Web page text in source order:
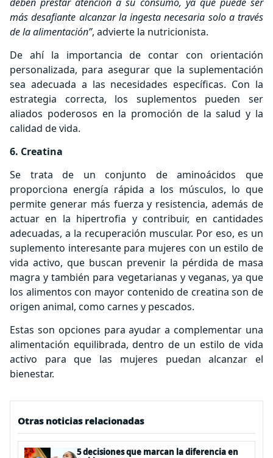
más desafiante alcanzar la ingesta necesaria solo a través
de la alimentación”, advierte la nutricionista.
De ahí la importancia de contar con orientación
personalizada, para asegurar que la suplementación
sea adecuada a las necesidades específicas. Con la
estrategia correcta, los suplementos pueden ser
aliados poderosos en la promoción de la salud y la
calidad de vida.
6. Creatina
Se trata de un conjunto de aminoácidos que
proporciona energía rápida a los músculos, lo que
permite generar más fuerza y resistencia, además de
actuar en la hipertrofia y contribuir, en cantidades
adecuadas, a la recuperación muscular. Por eso, es un
suplemento interesante para mujeres con un estilo de
vida activo, que buscan prevenir la pérdida de masa
magra y también para vegetarianas y veganas, ya que
los alimentos con mayor contenido de creatina son de
origen animal, como carnes y pescados.
Estas son opciones para ayudar a complementar una
alimentación equilibrada, dentro de un estilo de vida
activo para que las mujeres puedan alcanzar el
bienestar.
Otras noticias relacionadas
5 decisiones que marcan la diferencia en